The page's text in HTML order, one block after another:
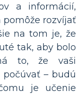
a informácií,
pomôže rozvíjať
na tom je, že
tak, aby bolo
to, že vaši
– budú
je učenie